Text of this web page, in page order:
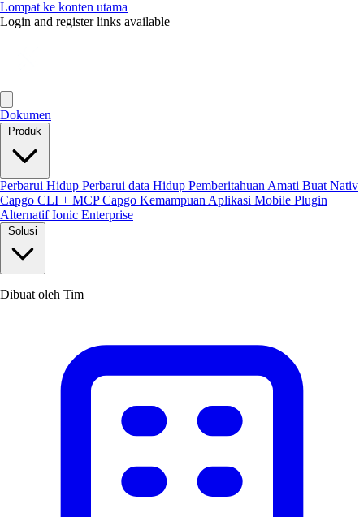
Lompat ke konten utama
Login and register links available
Dokumen
Produk
Perbarui Hidup Perbarui data Hidup Pemberitahuan Amati Buat Nativ
Capgo CLI + MCPCapgo Kemampuan Aplikasi Mobile Plugin
Alternatif Ionic Enterprise
Solusi
Dibuat oleh Tim